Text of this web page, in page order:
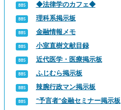
◆法律学のカフェ◆
理科系掲示板
金融情報メモ
小室直樹文献目録
近代医学・医療掲示板
ふじむら掲示板
辣腕行政マン掲示板
“予言者”金融セミナー掲示板